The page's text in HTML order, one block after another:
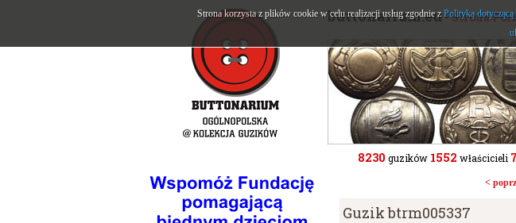
buttonarium.eu- Strona
8230 guzików 1552 właścicieli
<
Guzik btrm005337
Strona korzysta z plików cookie w celu realizacji usług zgodnie z Polityką dotyczącą